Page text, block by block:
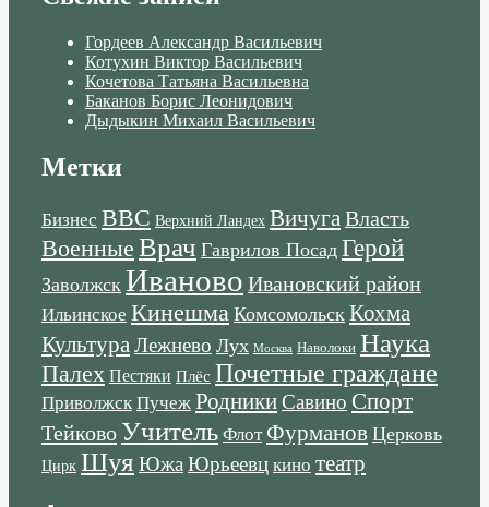
Гордеев Александр Васильевич
Котухин Виктор Васильевич
Кочетова Татьяна Васильевна
Баканов Борис Леонидович
Дыдыкин Михаил Васильевич
Метки
Бизнес ВВС Верхний Ландех ВичугаВласть
Военные Врач Гаврилов Посад Герой
Заволжск Иваново Ивановский район
Ильинское Кинешма Комсомольск Кохма
Культура Лежнево Лух Москва Наволоки Наука
Палех Пестяки Плёс Почетные граждане
Приволжск Пучеж РодникиСавино Спорт
ТейковоУчитель Флот Фурманов Церковь
Цирк Шуя Южа Юрьеевц кино театр